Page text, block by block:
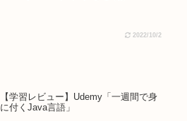
2022/10/2
【学習レビュー】Udemy「一週間で身
に付くJava言語」